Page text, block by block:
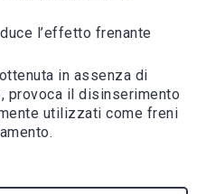
l’effetto frenante
in assenza di
provoca il disinserimento
utilizzati come freni